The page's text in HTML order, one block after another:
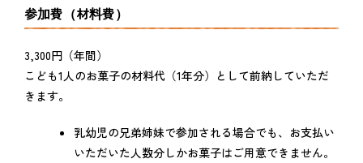
参加費（材料費）
3,300円（年間）
こども1人のお菓子の材料代（1年分）として前納していただ
きます。
乳幼児の兄弟姉妹で参加される場合でも、お支払い
いただいた人数分しかお菓子はご用意できません。